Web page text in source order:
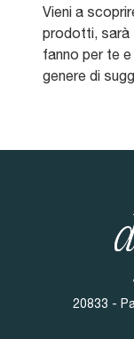
Vieni a
prodotti, sarà
fanno per te
genere di
20833 -